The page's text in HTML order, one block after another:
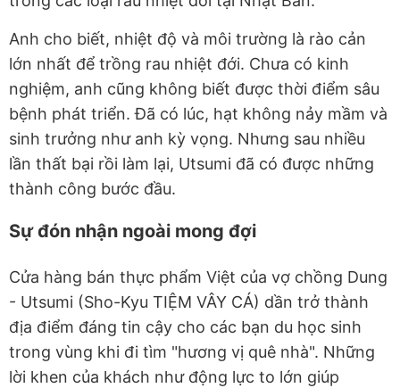
Anh cho biết, nhiệt độ và môi trường là rào cản
lớn nhất để trồng rau nhiệt đới. Chưa có kinh
nghiệm, anh cũng không biết được thời điểm sâu
bệnh phát triển. Đã có lúc, hạt không nảy mầm và
sinh trưởng như anh kỳ vọng. Nhưng sau nhiều
lần thất bại rồi làm lại, Utsumi đã có được những
thành công bước đầu.
Sự đón nhận ngoài mong đợi
Cửa hàng bán thực phẩm Việt của vợ chồng Dung
- Utsumi (Sho-Kyu TIỆM VÂY CÁ) dần trở thành
địa điểm đáng tin cậy cho các bạn du học sinh
trong vùng khi đi tìm "hương vị quê nhà". Những
lời khen của khách như động lực to lớn giúp